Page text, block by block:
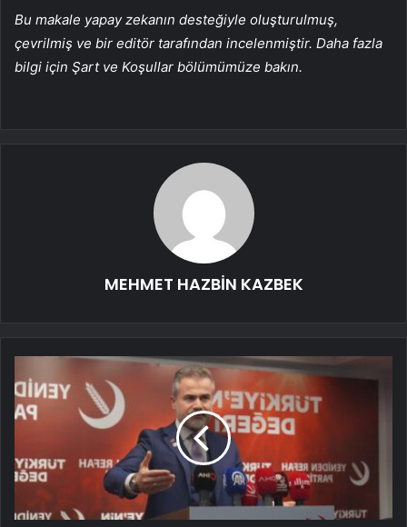
Bu makale yapay zekanın desteğiyle oluşturulmuş,
çevrilmiş ve bir editör tarafından incelenmiştir. Daha fazla
bilgi için Şart ve Koşullar bölümümüze bakın.
MEHMET HAZBİN KAZBEK